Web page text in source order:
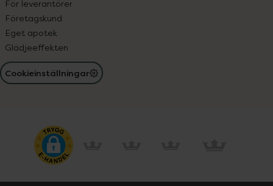
För leverantörer
Företagskund
Eget apotek
Glädjeeffekten
Cookieinställningar